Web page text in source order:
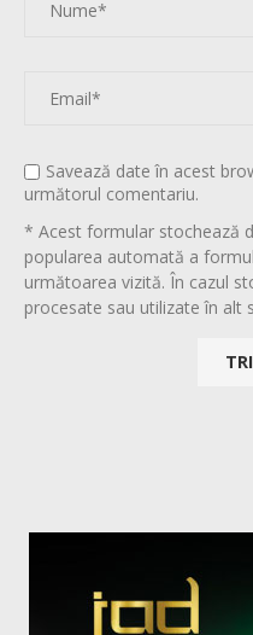
Savează date în acest
următorul comentariu.
* Acest formular stochează
popularea automată a
următoarea vizită. În cazul
procesate sau utilizate în alt